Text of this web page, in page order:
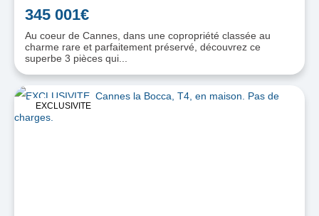
345 001€
Au coeur de Cannes, dans une copropriété classée au
charme rare et parfaitement préservé, découvrez ce
superbe 3 pièces qui...
EXCLUSIVITE